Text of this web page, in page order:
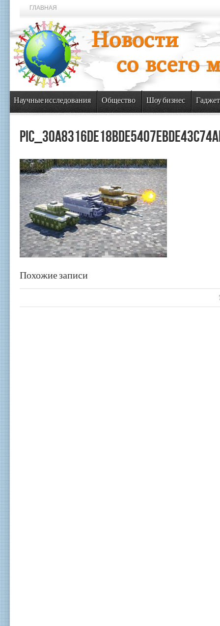
ГЛАВНАЯ
Научные исследования Общество Шоу бизнес
Похожие записи